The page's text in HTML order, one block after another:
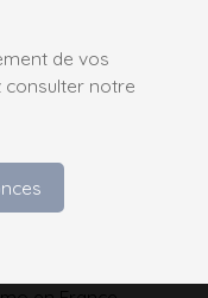
de vos
consulter notre